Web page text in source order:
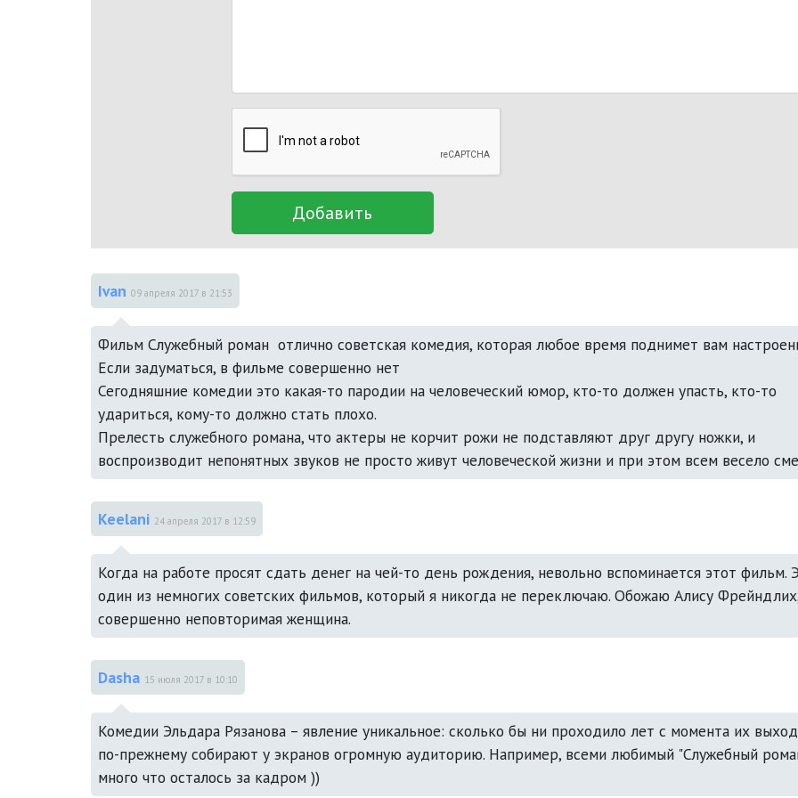
Добавить
Ivan 09 апреля 2017 в 21:53
Фильм Служебный роман  отлично советская комедия, которая любое время поднимет вам
Если задуматься, в фильме совершенно нет
Сегодняшние комедии это какая-то пародии на человеческий юмор, кто-то должен упасть, кто-то
удариться, кому-то должно стать плохо.
Прелесть служебного романа, что актеры не корчит рожи не подставляют друг другу ножки, и
Keelani 24 апреля 2017 в 12:59
Когда на работе просят сдать денег на чей-то день рождения, невольно вспоминается этот фильм.
один из немногих советских фильмов, который я никогда не переключаю. Обожаю Алису
совершенно неповторимая женщина.
Dasha 15 июля 2017 в 10:10
Комедии Эльдара Рязанова – явление уникальное: сколько бы ни проходило лет с момента их
по-прежнему собирают у экранов огромную аудиторию. Например, всеми любимый "Служебный
много что осталось за кадром ))